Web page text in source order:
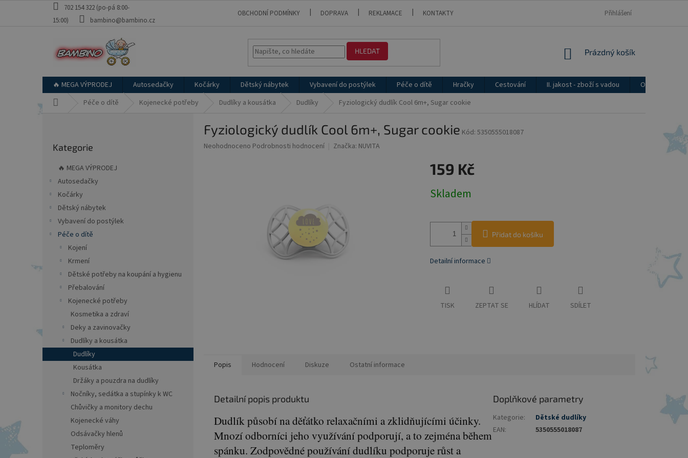
702 154 322 (po-pá 8:00-
15:00)
bambino@bambino.cz
OBCHODNÍ PODMÍNKY DOPRAVA REKLAMACE KONTAKTY Přihlášení
HLEDAT
NÁKUPNÍ
Prázdný košík
🔥 MEGA VÝPRODEJ Autosedačky Kočárky Dětský nábytek Vybavení do postýlek Péče o dítě Hračky Cestování II. jakost - zboží s vadou
Ostatní
Péče o dítě Kojenecké potřeby Dudlíky a kousátka Dudlíky Fyziologický dudlík Cool 6m+, Sugar cookie
kategorie
Kategorie
🔥 MEGA VÝPRODEJ
Autosedačky
Kočárky
Dětský nábytek
Vybavení do postýlek
Péče o dítě
Kojení
Krmení
Dětské potřeby na koupání a hygienu
Přebalování
Kojenecké potřeby
Kosmetika a zdraví
Deky a zavinovačky
Dudlíky a kousátka
Dudlíky
Kousátka
Držáky a pouzdra na dudlíky
Nočníky, sedátka a stupínky k WC
Chůvičky a monitory dechu
Kojenecké váhy
Odsávačky hlenů
Teploměry
Fyziologický dudlík Cool 6m+, Sugar cookie Kód: 5350555018087
Průměrné
Neohodnoceno Podrobnosti hodnocení Značka: NUVITA
159 Kč
cena:
Skladem
Přidat do košíku
Detailní informace
TISK ZEPTAT SE HLÍDAT SDÍLET
Popis Hodnocení Diskuze Ostatní informace
Detailní popis produktu
Dudlík působí na děťátko relaxačními a zklidňujícími účinky.
Mnozí odborníci jeho využívání podporují, a to zejména během
spánku. Zodpovědné používání dudlíku podporuje růst a
Doplňkové parametry
Kategorie:
Dětské dudlíky
EAN: 5350555018087